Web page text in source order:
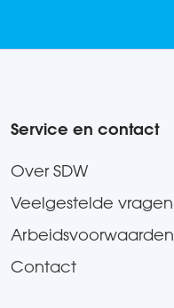
Service en contact
Over SDW
Veelgestelde vragen
Arbeidsvoorwaarden
Contact